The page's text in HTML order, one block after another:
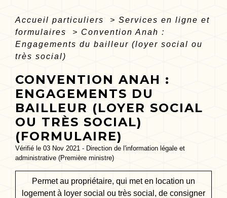
Accueil particuliers > Services en ligne et
formulaires
> Convention Anah :
Engagements du bailleur (loyer social ou
très social)
CONVENTION ANAH :
ENGAGEMENTS DU
BAILLEUR (LOYER SOCIAL
OU TRÈS SOCIAL)
(FORMULAIRE)
Vérifié le 03 Nov 2021 - Direction de l'information légale et
administrative (Première ministre)
Permet au propriétaire, qui met en location un
logement à loyer social ou très social, de consigner